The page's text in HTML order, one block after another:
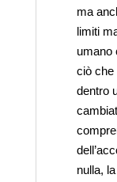
ma
limiti
umano
ciò che
dentro
nulla,